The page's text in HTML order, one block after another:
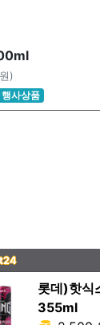
)
사상품
롯데)핫식
355ml